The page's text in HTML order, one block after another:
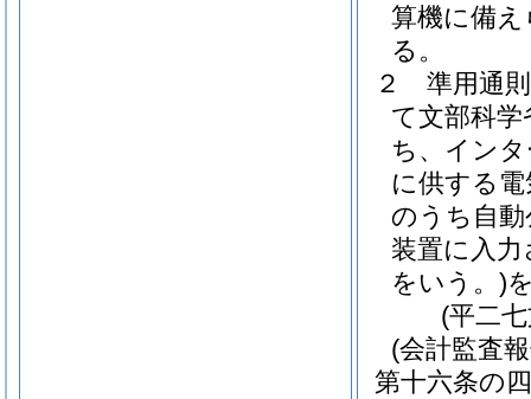
算機に備
る。
２
準用通
て文部科
ち、イン
に供する
のうち自
装置に入
をいう。)
(平二
(会計監査
第十六条の四